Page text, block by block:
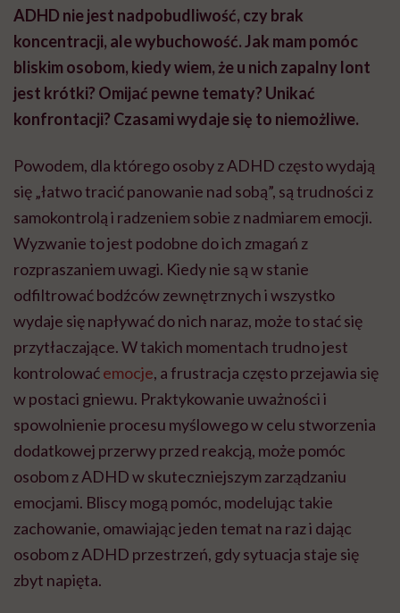
ADHD nie jest nadpobudliwość, czy brak
koncentracji, ale wybuchowość. Jak mam pomóc
bliskim osobom, kiedy wiem, że u nich zapalny lont
jest krótki? Omijać pewne tematy? Unikać
konfrontacji? Czasami wydaje się to niemożliwe.
Powodem, dla którego osoby z ADHD często wydają
się „łatwo tracić panowanie nad sobą”, są trudności z
samokontrolą i radzeniem sobie z nadmiarem emocji.
Wyzwanie to jest podobne do ich zmagań z
rozpraszaniem uwagi. Kiedy nie są w stanie
odfiltrować bodźców zewnętrznych i wszystko
wydaje się napływać do nich naraz, może to stać się
przytłaczające. W takich momentach trudno jest
kontrolowaćemocje, a frustracja często przejawia się
w postaci gniewu. Praktykowanie uważności i
spowolnienie procesu myślowego w celu stworzenia
dodatkowej przerwy przed reakcją, może pomóc
osobom z ADHD w skuteczniejszym zarządzaniu
emocjami. Bliscy mogą pomóc, modelując takie
zachowanie, omawiając jeden temat na raz i dając
osobom z ADHD przestrzeń, gdy sytuacja staje się
zbyt napięta.